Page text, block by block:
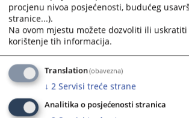
to
get
the
keyboard
shortcuts
for
changing
dates.
to
the
for
changing
dates.
Поступак судске
Кратки опис поступка судске продаје
правном систему Босне и Херцеговине
procjenu nivoa posjećenosti, budućeg
stranice...).
Na ovom mjestu možete dozvoliti ili uskratiti
korištenje tih informacija.
Translation(obavezna)
↓ 2 Servisi treće strane
Analitika o posjećenosti stranica